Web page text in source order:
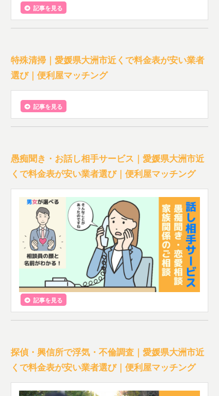
記事を見る
特殊清掃｜愛媛県大洲市近くで料金表が安い業者
選び｜便利屋マッチング
記事を見る
愚痴聞き・お話し相手サービス｜愛媛県大洲市近
くで料金表が安い業者選び｜便利屋マッチング
記事を見る
探偵・興信所で浮気・不倫調査｜愛媛県大洲市近
くで料金表が安い業者選び｜便利屋マッチング